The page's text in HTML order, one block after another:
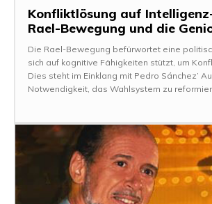
Konfliktlösung auf
Rael-Bewegung und die
Die Rael-Bewegung befürwortet eine
sich auf kognitive Fähigkeiten stützt, um
Dies steht im Einklang mit Pedro Sánchez’
Notwendigkeit, das Wahlsystem zu